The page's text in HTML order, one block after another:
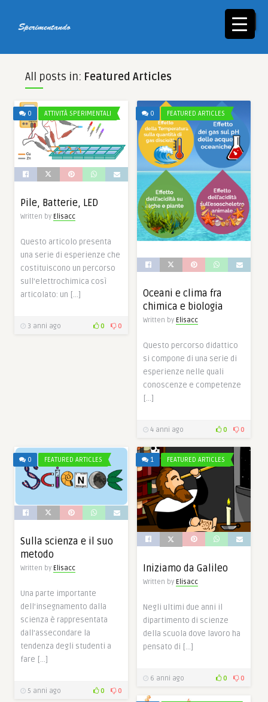
☰
All posts in: Featured Articles
0 ATTIVITÀ SPERIMENTALI
Pile, Batterie, LED
Written by Elisacc
Questo articolo presenta
una serie di esperienze che
costituiscono un percorso
sull’elettrochimica così
articolato: un […]
3 anni ago 0 0
0 FEATURED ARTICLES
Oceani e clima fra
chimica e biologia
Written by Elisacc
Questo percorso didattico
si compone di una serie di
esperienze nelle quali
conoscenze e competenze
[…]
4 anni ago 0 0
0 FEATURED ARTICLES
Sulla scienza e il suo
metodo
Written by Elisacc
Una parte importante
dell’insegnamento dalla
scienza è rappresentata
dall’assecondare la
tendenza degli studenti a
fare […]
5 anni ago 0 0
1 FEATURED ARTICLES
Iniziamo da Galileo
Written by Elisacc
Negli ultimi due anni il
dipartimento di scienze
della scuola dove lavoro ha
pensato di […]
6 anni ago 0 0